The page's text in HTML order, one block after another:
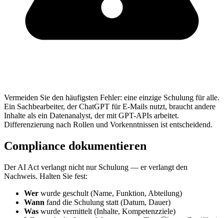
Vermeiden Sie den häufigsten Fehler: eine einzige Schulung für alle.
Ein Sachbearbeiter, der ChatGPT für E-Mails nutzt, braucht andere
Inhalte als ein Datenanalyst, der mit GPT-APIs arbeitet.
Differenzierung nach Rollen und Vorkenntnissen ist entscheidend.
Compliance dokumentieren
Der AI Act verlangt nicht nur Schulung — er verlangt den
Nachweis. Halten Sie fest:
Wer wurde geschult (Name, Funktion, Abteilung)
Wann fand die Schulung statt (Datum, Dauer)
Was wurde vermittelt (Inhalte, Kompetenzziele)